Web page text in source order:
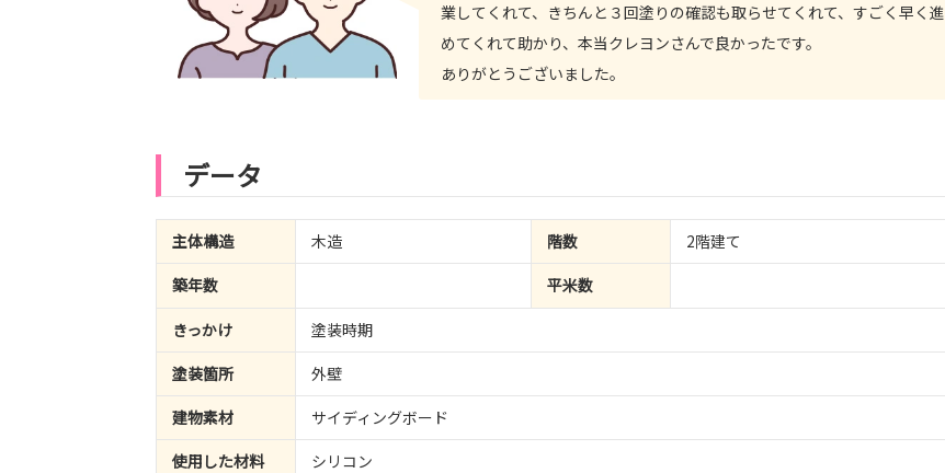
業してくれて、きちんと３回塗りの確認も取らせてくれて、すごく早く進
めてくれて助かり、本当クレヨンさんで良かったです。
ありがとうございました。
データ
主体構造 木造 階数
2階建て
築年数
平米数
きっかけ
塗装時期
塗装箇所
外壁
建物素材
サイディングボード
使用した材料
シリコン